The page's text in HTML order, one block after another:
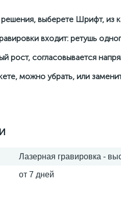
выберете Шрифт, из
входит: ретушь
рост, согласовывается
можно убрать, или
Лазерная гравировка -
от 7 дней